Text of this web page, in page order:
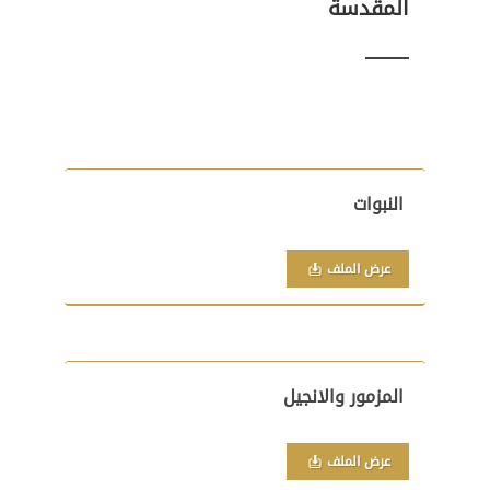
المقدسة
النبوات
عرض الملف
المزمور والانجيل
عرض الملف